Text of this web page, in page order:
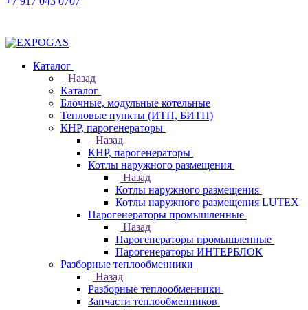
Каталог
Назад
Каталог
Блочные, модульные котельные
Тепловые пункты (ИТП, БИТП)
КНР, парогенераторы
Назад
КНР, парогенераторы
Котлы наружного размещения
Назад
Котлы наружного размещения
Котлы наружного размещения LUTEX
Парогенераторы промышленные
Назад
Парогенераторы промышленные
Парогенераторы ИНТЕРБЛОК
Разборные теплообменники
Назад
Разборные теплообменники
Запчасти теплообменников